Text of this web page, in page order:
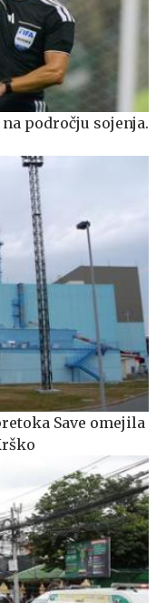
področju sojenja.
Save omejila